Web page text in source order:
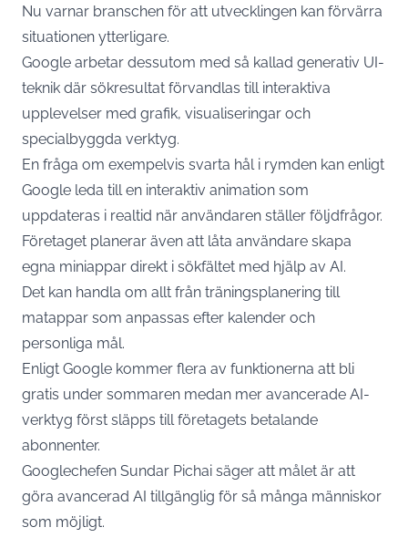
Nu varnar branschen för att utvecklingen kan förvärra
situationen ytterligare.
Google arbetar dessutom med så kallad generativ UI-
teknik där sökresultat förvandlas till interaktiva
upplevelser med grafik, visualiseringar och
specialbyggda verktyg.
En fråga om exempelvis svarta hål i rymden kan enligt
Google leda till en interaktiv animation som
uppdateras i realtid när användaren ställer följdfrågor.
Företaget planerar även att låta användare skapa
egna miniappar direkt i sökfältet med hjälp av AI.
Det kan handla om allt från träningsplanering till
matappar som anpassas efter kalender och
personliga mål.
Enligt Google kommer flera av funktionerna att bli
gratis under sommaren medan mer avancerade AI-
verktyg först släpps till företagets betalande
abonnenter.
Googlechefen Sundar Pichai säger att målet är att
göra avancerad AI tillgänglig för så många människor
som möjligt.